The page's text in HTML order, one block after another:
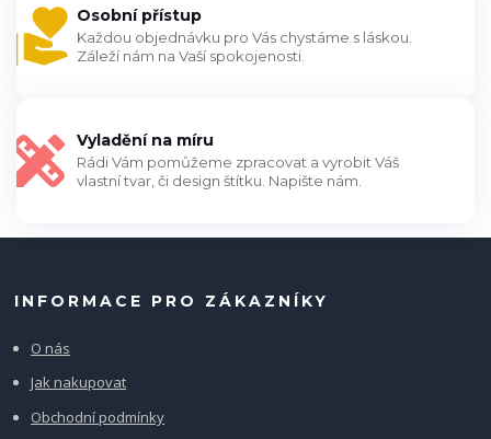
Osobní přístup
Každou objednávku pro Vás chystáme s láskou.
Záleží nám na Vaší spokojenosti.
Vyladění na míru
Rádi Vám pomůžeme zpracovat a vyrobit Váš
vlastní tvar, či design štítku. Napište nám.
INFORMACE PRO ZÁKAZNÍKY
O nás
Jak nakupovat
Obchodní podmínky